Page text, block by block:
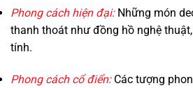
Phong cách hiện đại:Những món
thanh thoát như đồng hồ nghệ
tính.
Phong cách cổ điển:Các tượng